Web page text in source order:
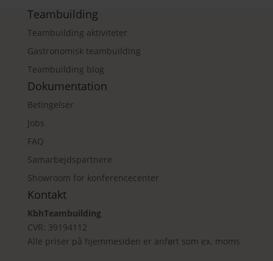
Teambuilding
Teambuilding aktiviteter
Gastronomisk teambuilding
Teambuilding blog
Dokumentation
Betingelser
Jobs
FAQ
Samarbejdspartnere
Showroom for konferencecenter
Kontakt
KbhTeambuilding
CVR: 39194112
Alle priser på hjemmesiden er anført som ex. moms